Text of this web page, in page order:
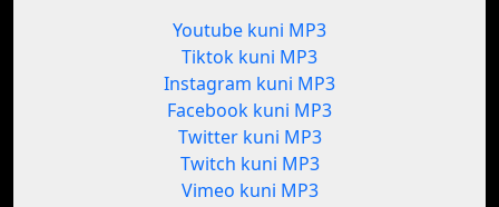
Youtube kuni MP3
Tiktok kuni MP3
Instagram kuni MP3
Facebook kuni MP3
Twitter kuni MP3
Twitch kuni MP3
Vimeo kuni MP3